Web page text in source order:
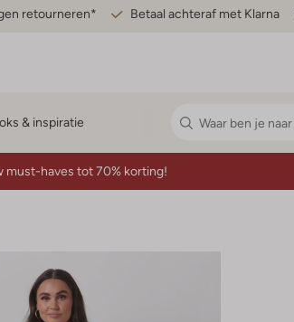
retourneren* Betaal achteraf met Klarna
& inspiratie
must-haves tot 70% korting!